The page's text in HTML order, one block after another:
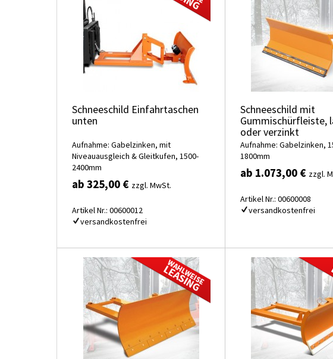
Schneeschild Einfahrtaschen
unten
Aufnahme: Gabelzinken, mit
Niveauausgleich & Gleitkufen, 1500-
2400mm
ab 325,00 € zzgl. MwSt.
Artikel Nr.: 00600012
versandkostenfrei
Schneeschild mit
Gummischürfleiste,
oder verzinkt
Aufnahme: Gabelzinken,
1800mm
ab 1.073,00 € zzgl.
Artikel Nr.: 00600008
versandkostenfrei